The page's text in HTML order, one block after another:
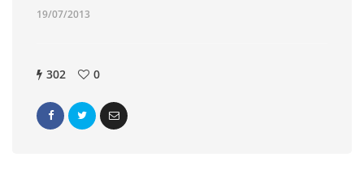
19/07/2013
302 0